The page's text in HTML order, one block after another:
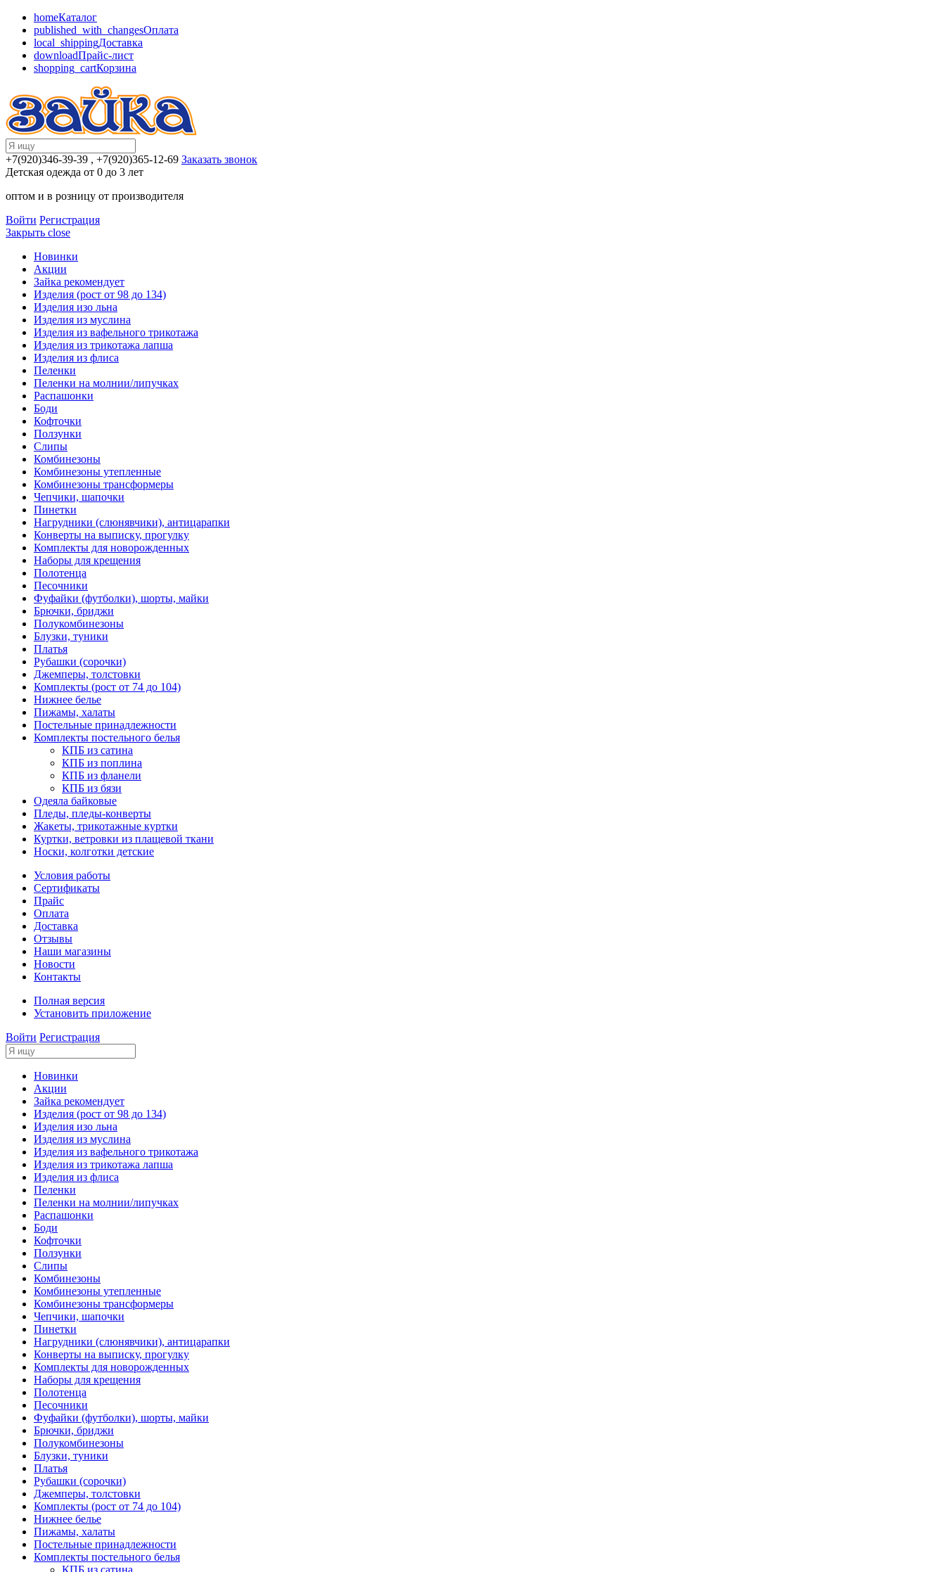
homeКаталог
published_with_changesОплата
local_shippingДоставка
downloadПрайс-лист
shopping_cartКорзина
+7(920)346-39-39 , +7(920)365-12-69 Заказать звонок
Детская одежда от 0 до 3 лет
оптом и в розницу от производителя
Войти Регистрация
Закрыть close
Новинки
Акции
Зайка рекомендует
Изделия (рост от 98 до 134)
Изделия изо льна
Изделия из муслина
Изделия из вафельного трикотажа
Изделия из трикотажа лапша
Изделия из флиса
Пеленки
Пеленки на молнии/липучках
Распашонки
Боди
Кофточки
Ползунки
Слипы
Комбинезоны
Комбинезоны утепленные
Комбинезоны трансформеры
Чепчики, шапочки
Пинетки
Нагрудники (слюнявчики), антицарапки
Конверты на выписку, прогулку
Комплекты для новорожденных
Наборы для крещения
Полотенца
Песочники
Фуфайки (футболки), шорты, майки
Брючки, бриджи
Полукомбинезоны
Блузки, туники
Платья
Рубашки (сорочки)
Джемперы, толстовки
Комплекты (рост от 74 до 104)
Нижнее белье
Пижамы, халаты
Постельные принадлежности
Комплекты постельного белья
КПБ из сатина
КПБ из поплина
КПБ из фланели
КПБ из бязи
Одеяла байковые
Пледы, пледы-конверты
Жакеты, трикотажные куртки
Куртки, ветровки из плащевой ткани
Носки, колготки детские
Условия работы
Сертификаты
Прайс
Оплата
Доставка
Отзывы
Наши магазины
Новости
Контакты
Полная версия
Установить приложение
Войти Регистрация
Новинки
Акции
Зайка рекомендует
Изделия (рост от 98 до 134)
Изделия изо льна
Изделия из муслина
Изделия из вафельного трикотажа
Изделия из трикотажа лапша
Изделия из флиса
Пеленки
Пеленки на молнии/липучках
Распашонки
Боди
Кофточки
Ползунки
Слипы
Комбинезоны
Комбинезоны утепленные
Комбинезоны трансформеры
Чепчики, шапочки
Пинетки
Нагрудники (слюнявчики), антицарапки
Конверты на выписку, прогулку
Комплекты для новорожденных
Наборы для крещения
Полотенца
Песочники
Фуфайки (футболки), шорты, майки
Брючки, бриджи
Полукомбинезоны
Блузки, туники
Платья
Рубашки (сорочки)
Джемперы, толстовки
Комплекты (рост от 74 до 104)
Нижнее белье
Пижамы, халаты
Постельные принадлежности
Комплекты постельного белья
КПБ из сатина